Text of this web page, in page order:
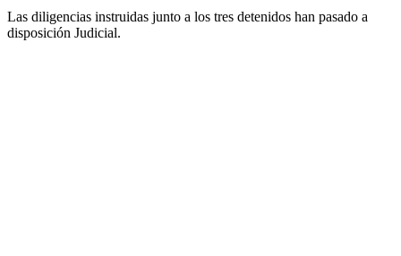
Las diligencias instruidas junto a los tres detenidos han pasado a
disposición Judicial.